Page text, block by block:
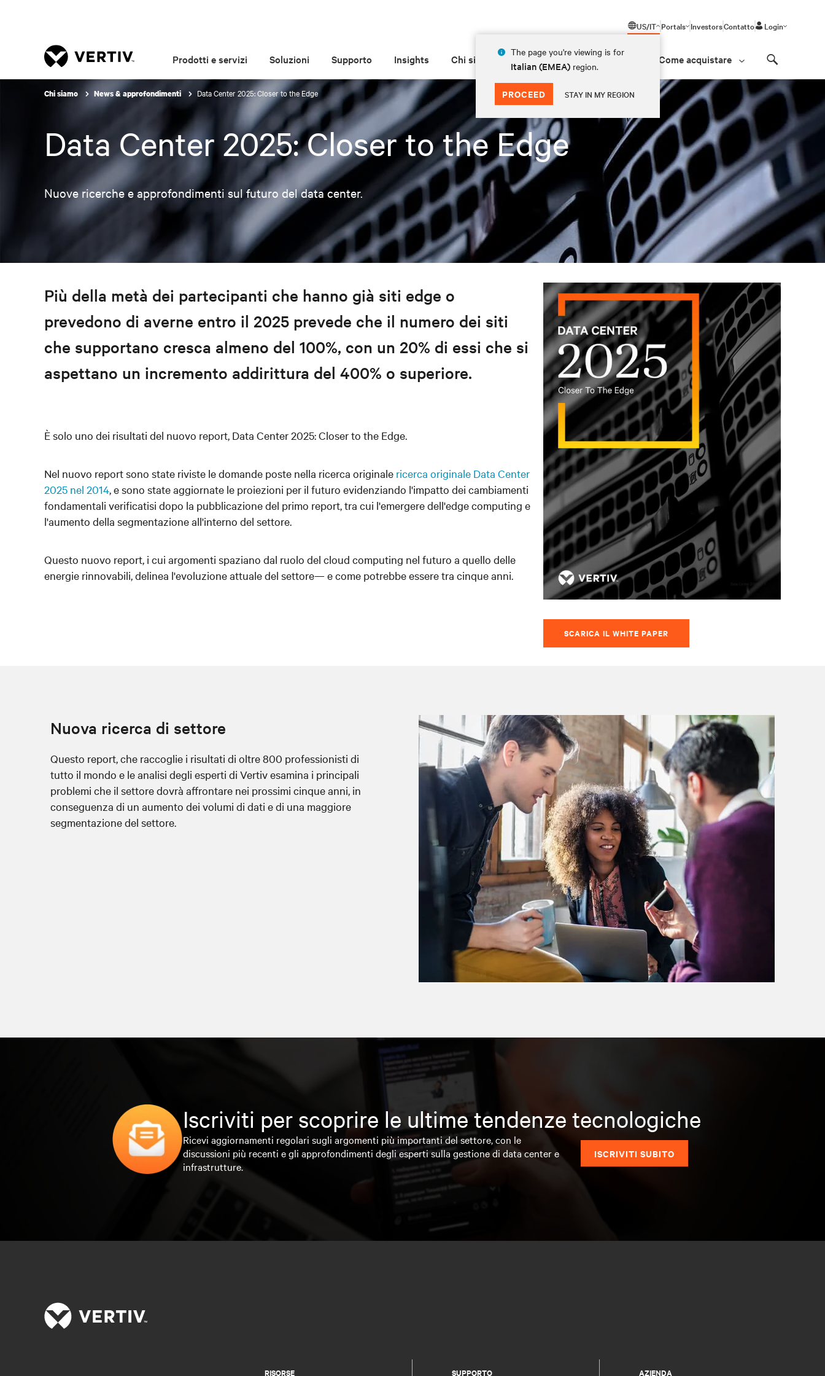
US/IT
The page you're viewing is for
Italian (EMEA) region.
PROCEED STAY IN MY REGION
Portals InvestorsContatto Login
Prodotti e servizi Soluzioni Supporto Insights Chi siamo Come acquistare
Chi siamo News & approfondimenti Data Center 2025: Closer to the Edge
Data Center 2025: Closer to the Edge
Nuove ricerche e approfondimenti sul futuro del data center.
Più della metà dei partecipanti che hanno già siti edge o
prevedono di averne entro il 2025 prevede che il numero dei siti
che supportano cresca almeno del 100%, con un 20% di essi che si
aspettano un incremento addirittura del 400% o superiore.
È solo uno dei risultati del nuovo report, Data Center 2025: Closer to the Edge.
Nel nuovo report sono state riviste le domande poste nella ricerca originale ricerca originale Data Center
2025 nel 2014, e sono state aggiornate le proiezioni per il futuro evidenziando l'impatto dei cambiamenti
fondamentali verificatisi dopo la pubblicazione del primo report, tra cui l'emergere dell'edge computing e
l'aumento della segmentazione all'interno del settore.
Questo nuovo report, i cui argomenti spaziano dal ruolo del cloud computing nel futuro a quello delle
energie rinnovabili, delinea l'evoluzione attuale del settore— e come potrebbe essere tra cinque anni.
SCARICA IL WHITE PAPER
Nuova ricerca di settore
Questo report, che raccoglie i risultati di oltre 800 professionisti di
tutto il mondo e le analisi degli esperti di Vertiv esamina i principali
problemi che il settore dovrà affrontare nei prossimi cinque anni, in
conseguenza di un aumento dei volumi di dati e di una maggiore
segmentazione del settore.
Iscriviti per scoprire le ultime tendenze tecnologiche
Ricevi aggiornamenti regolari sugli argomenti più importanti del settore, con le
discussioni più recenti e gli approfondimenti degli esperti sulla gestione di data center e
infrastrutture.
ISCRIVITI SUBITO
RISORSE SUPPORTO AZIENDA